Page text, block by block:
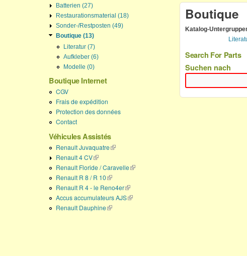
Boutique
Katalog-
Search For Parts
Suchen nach
Batterien (27)
Restaurationsmaterial (18)
Sonder-/Restposten (49)
Boutique (13)
Literatur (7)
Aufkleber (6)
Modelle (0)
Boutique Internet
CGV
Frais de expédition
Protection des données
Contact
Véhicules Assistés
Renault Juvaquatre(link is external)
Renault 4 CV(link is external)
Renault Floride / Caravelle(link is external)
Renault R 8 / R 10(link is external)
Renault R 4 - le Reno4er(link is external)
Accus accumulateurs AJS(link is external)
Renault Dauphine(link is external)